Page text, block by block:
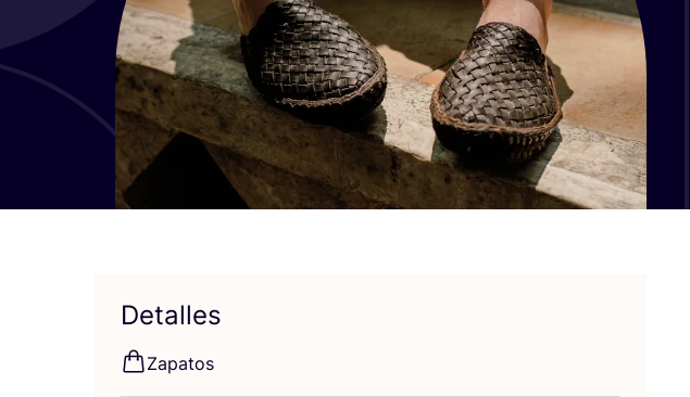
Detalles
Zapa­tos